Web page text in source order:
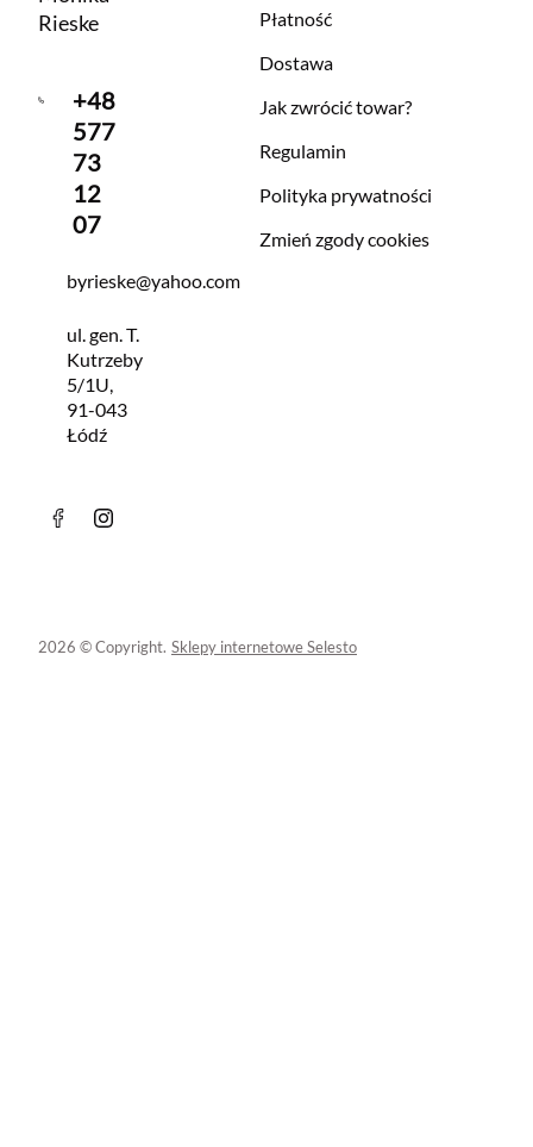
Rieske
+48
577
73
12
07
byrieske@yahoo.com
ul. gen. T.
Kutrzeby
5/1U,
91-043
Łódź
Płatność
Dostawa
Jak zwrócić towar?
Regulamin
Polityka prywatności
Zmień zgody cookies
2026 © Copyright. Sklepy internetowe Selesto